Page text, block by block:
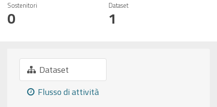
Sostenitori
0
Dataset
1
Dataset
Flusso di attività